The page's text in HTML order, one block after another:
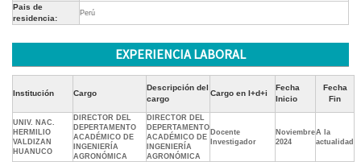
Pais de
residencia:
Perú
EXPERIENCIA LABORAL
Institución Cargo
Descripción del
cargo
Cargo en I+d+i
Fecha
Inicio
Fecha
Fin
UNIV. NAC.
HERMILIO
VALDIZAN
HUANUCO
DIRECTOR DEL
DEPERTAMENTO
ACADÉMICO DE
INGENIERÍA
AGRONÓMICA
DIRECTOR DEL
DEPERTAMENTO
ACADÉMICO DE
INGENIERÍA
AGRONÓMICA
Docente
Investigador
Noviembre
2024
A la
actualidad